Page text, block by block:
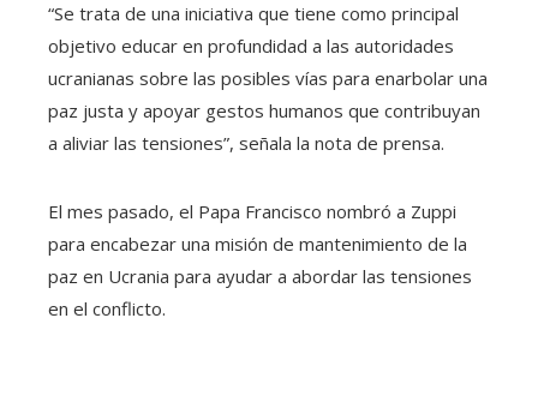
“Se trata de una iniciativa que tiene como principal
objetivo educar en profundidad a las autoridades
ucranianas sobre las posibles vías para enarbolar una
paz justa y apoyar gestos humanos que contribuyan
a aliviar las tensiones”, señala la nota de prensa.
El mes pasado, el Papa Francisco nombró a Zuppi
para encabezar una misión de mantenimiento de la
paz en Ucrania para ayudar a abordar las tensiones
en el conflicto.